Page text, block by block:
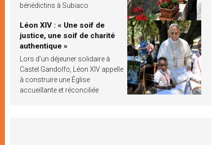
bénédictins à Subiaco
Léon XIV : « Une soif de
justice, une soif de charité
authentique »
Lors d’un déjeuner solidaire à
Castel Gandolfo, Léon XIV appelle
à construire une Église
accueillante et réconciliée